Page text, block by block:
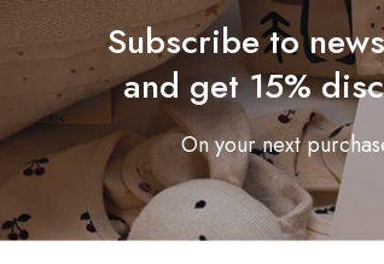
и обогащенная
Subscribe to
and get 15%
On your next